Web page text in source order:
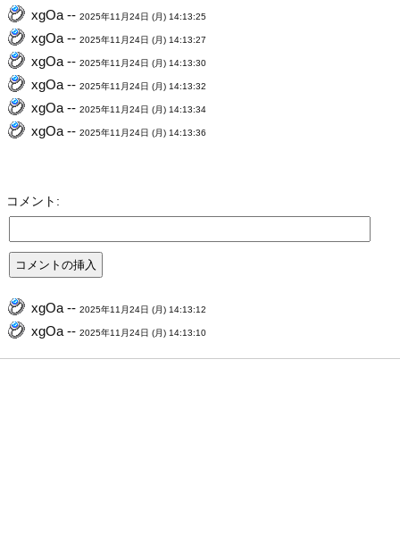
xgOa --2025年11月24日 (月) 14:13:25
xgOa --2025年11月24日 (月) 14:13:27
xgOa --2025年11月24日 (月) 14:13:30
xgOa --2025年11月24日 (月) 14:13:32
xgOa --2025年11月24日 (月) 14:13:34
xgOa --2025年11月24日 (月) 14:13:36
コメント:
xgOa --2025年11月24日 (月) 14:13:12
xgOa --2025年11月24日 (月) 14:13:10